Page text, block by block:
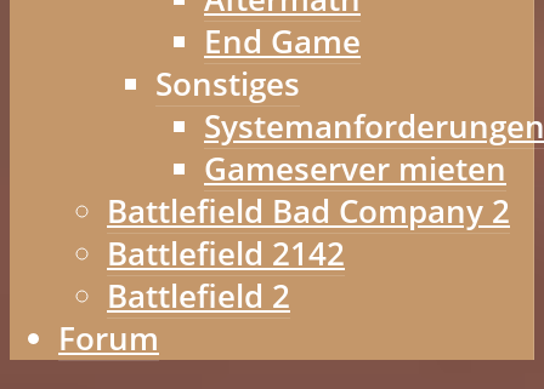
End Game
Sonstiges
Systemanforderungen
Gameserver mieten
Battlefield Bad Company 2
Battlefield 2142
Battlefield 2
Forum